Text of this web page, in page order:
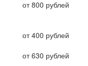
от 800 рублей
от 400 рублей
от 630 рублей